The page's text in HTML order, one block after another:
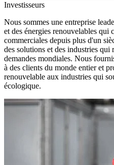
Investisseurs
Nous sommes une entreprise
et des énergies renouvelables qui
commerciales depuis plus d'un
des solutions et des industries qui
demandes mondiales. Nous
à des clients du monde entier et
renouvelable aux industries qui
écologique.